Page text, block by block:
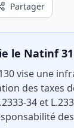
Partager
le Natinf
vise une
des taxes
34 et